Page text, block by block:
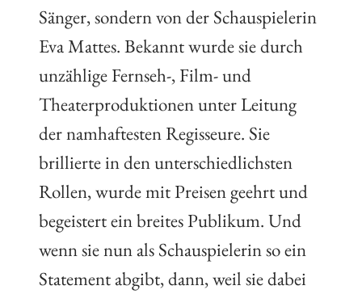
Sänger, sondern von der Schauspielerin
Eva Mattes. Bekannt wurde sie durch
unzählige Fernseh-, Film- und
Theaterproduktionen unter Leitung
der namhaftesten Regisseure. Sie
brillierte in den unterschiedlichsten
Rollen, wurde mit Preisen geehrt und
begeistert ein breites Publikum. Und
wenn sie nun als Schauspielerin so ein
Statement abgibt, dann, weil sie dabei